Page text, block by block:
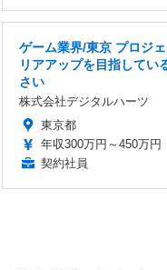
ゲーム業界/東京 プロジ
リアアップを目指してい
さい
株式会社デジタルハーツ
東京都
年収300万円～450万円
契約社員